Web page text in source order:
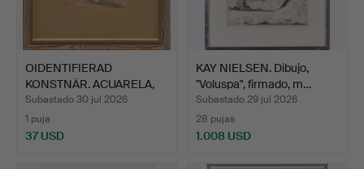
OIDENTIFIERAD
KONSTNÄR. ACUARELA,
sobre pa…
Subastado 30 jul 2026
1 puja
37 USD
KAY NIELSEN. Dibujo,
"Voluspa", firmado, m…
Subastado 29 jul 2026
28 pujas
1.008 USD